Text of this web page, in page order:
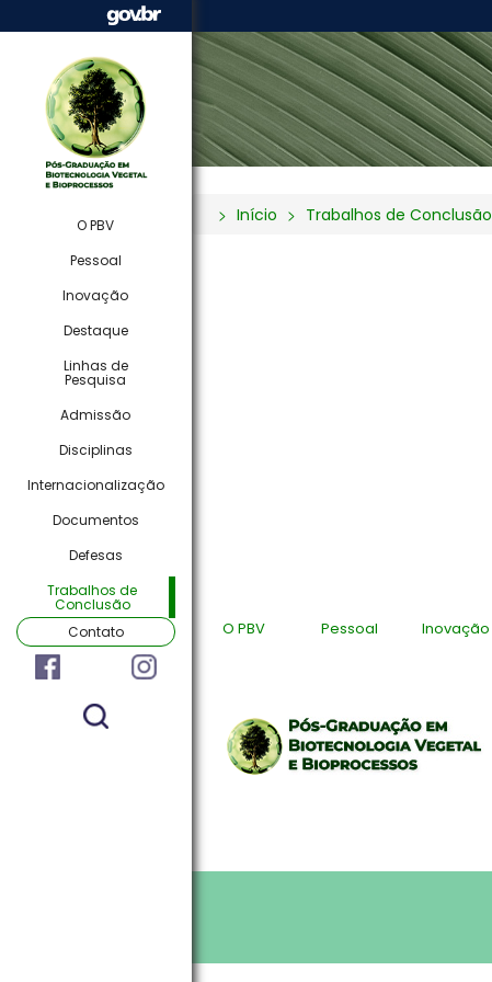
O PBV
Pessoal
Inovação
Destaque
Linhas de
Pesquisa
Admissão
Disciplinas
Internacionalização
Documentos
Defesas
Trabalhos de
Conclusão
Contato
Início Trabalhos de Conclusão
O PBV Pessoal Inovação